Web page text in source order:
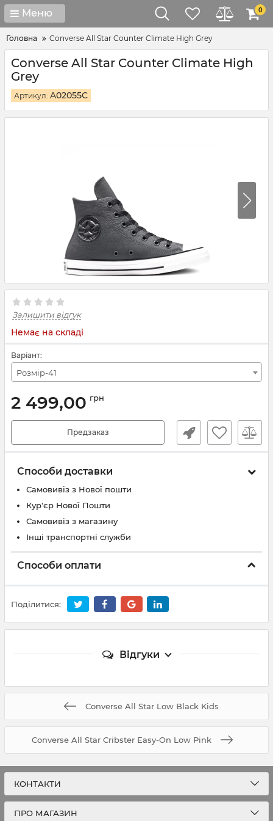
Меню 0
Головна Converse All Star Counter Climate High Grey
Converse All Star Counter Climate High
Grey
Артикул: A02055C
Залишити відгук
Немає на складі
Варіант:
Розмір-41
2 499,00 грн
Предзаказ
Способи доставки
Самовивіз з Нової пошти
Кур'єр Нової Пошти
Самовивіз з магазину
Інші транспортні служби
Способи оплати
Поділитися:
Відгуки
Converse All Star Low Black Kids
Converse All Star Cribster Easy-On Low Pink
КОНТАКТИ
ПРО МАГАЗИН